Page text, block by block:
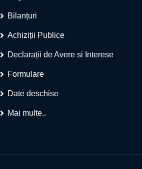
Bilanțuri
Achiziții Publice
Declarații de Avere si Interese
Formulare
Date deschise
Mai multe..